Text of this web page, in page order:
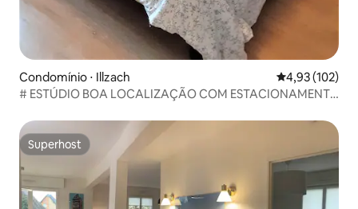
Condomínio ⋅ Illzach 4,93 de uma
4,93 (102)
# ESTÚDIO BOA LOCALIZAÇÃO COM ESTACIONAMENTO
Superhost
Superhost